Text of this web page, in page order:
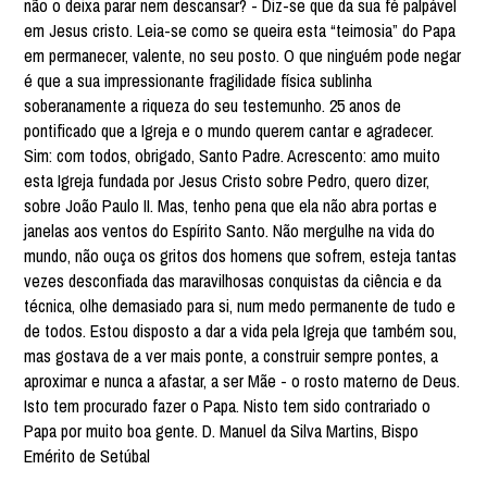
não o deixa parar nem descansar? - Diz-se que da sua fé palpável
em Jesus cristo. Leia-se como se queira esta “teimosia” do Papa
em permanecer, valente, no seu posto. O que ninguém pode negar
é que a sua impressionante fragilidade física sublinha
soberanamente a riqueza do seu testemunho. 25 anos de
pontificado que a Igreja e o mundo querem cantar e agradecer.
Sim: com todos, obrigado, Santo Padre. Acrescento: amo muito
esta Igreja fundada por Jesus Cristo sobre Pedro, quero dizer,
sobre João Paulo II. Mas, tenho pena que ela não abra portas e
janelas aos ventos do Espírito Santo. Não mergulhe na vida do
mundo, não ouça os gritos dos homens que sofrem, esteja tantas
vezes desconfiada das maravilhosas conquistas da ciência e da
técnica, olhe demasiado para si, num medo permanente de tudo e
de todos. Estou disposto a dar a vida pela Igreja que também sou,
mas gostava de a ver mais ponte, a construir sempre pontes, a
aproximar e nunca a afastar, a ser Mãe - o rosto materno de Deus.
Isto tem procurado fazer o Papa. Nisto tem sido contrariado o
Papa por muito boa gente. D. Manuel da Silva Martins, Bispo
Emérito de Setúbal